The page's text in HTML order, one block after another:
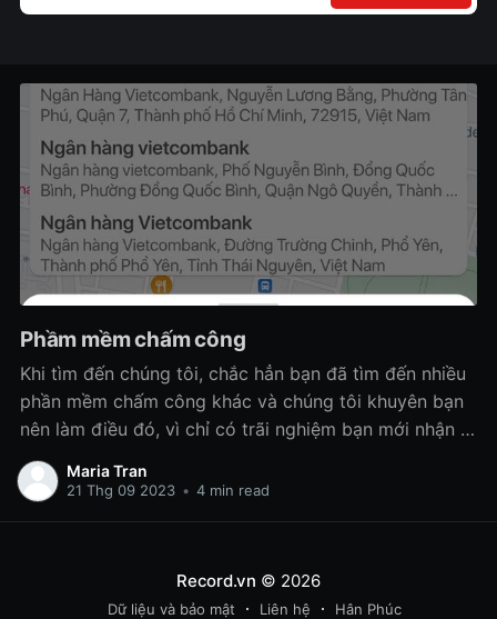
Phầm mềm chấm công
Khi tìm đến chúng tôi, chắc hẳn bạn đã tìm đến nhiều
phần mềm chấm công khác và chúng tôi khuyên bạn
nên làm điều đó, vì chỉ có trãi nghiệm bạn mới nhận ra
đâu là phần mềm phù hợp mang lại lợi ích cho bạn
doanh nghiệp bạn!
Maria Tran
21 Thg 09 2023 • 4 min read
Record.vn © 2026
Dữ liệu và bảo mật Liên hệ Hân Phúc